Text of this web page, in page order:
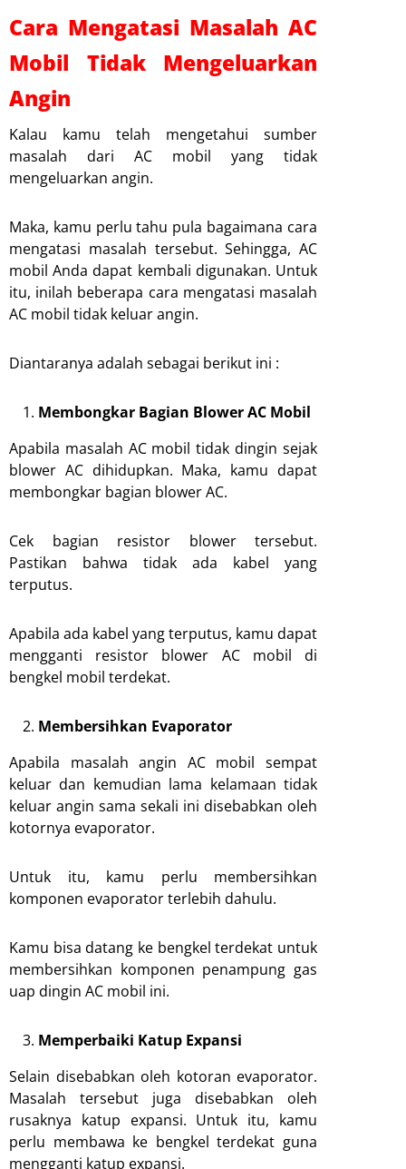
Cara Mengatasi Masalah AC
Mobil Tidak Mengeluarkan
Angin
Kalau kamu telah mengetahui sumber
masalah dari AC mobil yang tidak
mengeluarkan angin.
Maka, kamu perlu tahu pula bagaimana cara
mengatasi masalah tersebut. Sehingga, AC
mobil Anda dapat kembali digunakan. Untuk
itu, inilah beberapa cara mengatasi masalah
AC mobil tidak keluar angin.
Diantaranya adalah sebagai berikut ini :
Membongkar Bagian Blower AC Mobil
Apabila masalah AC mobil tidak dingin sejak
blower AC dihidupkan. Maka, kamu dapat
membongkar bagian blower AC.
Cek bagian resistor blower tersebut.
Pastikan bahwa tidak ada kabel yang
terputus.
Apabila ada kabel yang terputus, kamu dapat
mengganti resistor blower AC mobil di
bengkel mobil terdekat.
Membersihkan Evaporator
Apabila masalah angin AC mobil sempat
keluar dan kemudian lama kelamaan tidak
keluar angin sama sekali ini disebabkan oleh
kotornya evaporator.
Untuk itu, kamu perlu membersihkan
komponen evaporator terlebih dahulu.
Kamu bisa datang ke bengkel terdekat untuk
membersihkan komponen penampung gas
uap dingin AC mobil ini.
Memperbaiki Katup Expansi
Selain disebabkan oleh kotoran evaporator.
Masalah tersebut juga disebabkan oleh
rusaknya katup expansi. Untuk itu, kamu
perlu membawa ke bengkel terdekat guna
mengganti katup expansi.